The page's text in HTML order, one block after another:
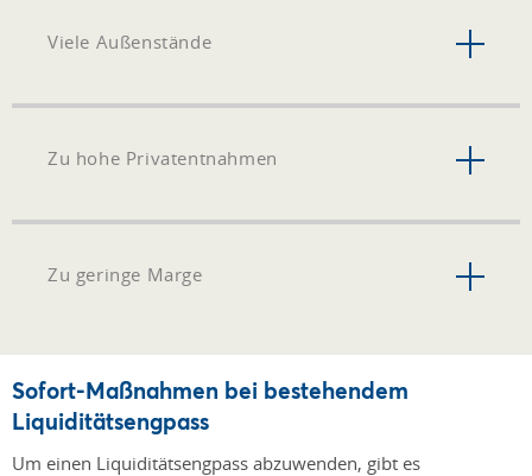
Viele Außenstände
Zu hohe Privatentnahmen
Zu geringe Marge
Sofort-Maßnahmen bei bestehendem
Liquiditätsengpass
Um einen Liquiditätsengpass abzuwenden, gibt es